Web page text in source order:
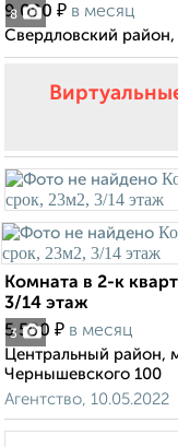
8
9 000 ₽ в месяц
Свердловский
3
Комната в 2-к
3/14 этаж
5 500 ₽ в месяц
Центральный район,
Чернышевского 100
Агентство, 10.05.2022